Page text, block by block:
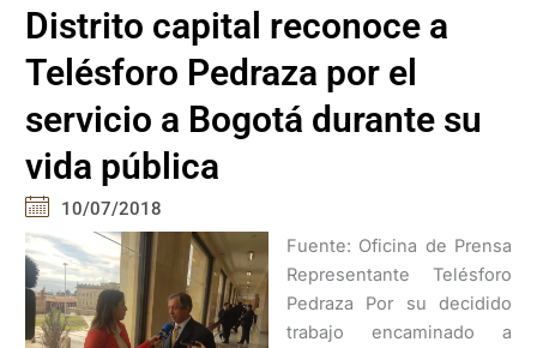
Distrito capital reconoce a
Telésforo Pedraza por el
servicio a Bogotá durante su
vida pública
10/07/2018
Fuente: Oficina de Prensa
Representante Telésforo
Pedraza Por su decidido
trabajo encaminado a